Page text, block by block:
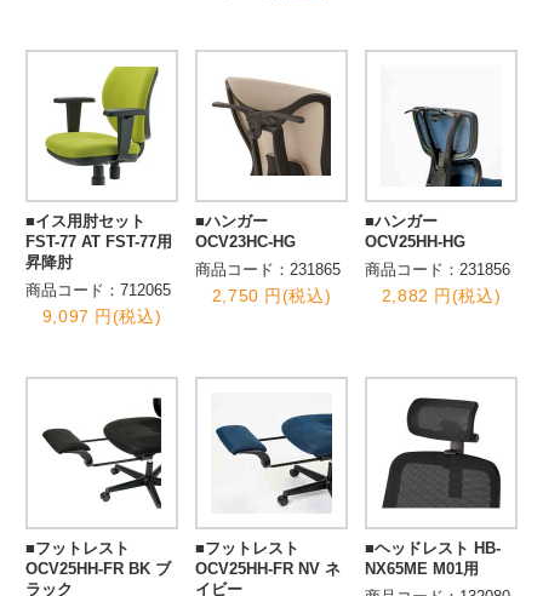
■イス用肘セット
FST-77 AT FST-77用
昇降肘
商品コード：712065
9,097 円(税込)
■ハンガー
OCV23HC-HG
商品コード：231865
2,750 円(税込)
■ハンガー
OCV25HH-HG
商品コード：231856
2,882 円(税込)
■フットレスト
OCV25HH-FR BK ブ
ラック
■フットレスト
OCV25HH-FR NV ネ
イビー
■ヘッドレスト HB-
NX65ME M01用